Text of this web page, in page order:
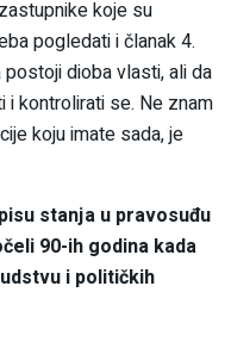
koje su
pogledati i članak 4.
dioba vlasti, ali da
i kontrolirati se. Ne znam
koju imate sada, je
stanja u pravosuđu
90-ih godina kada
i političkih